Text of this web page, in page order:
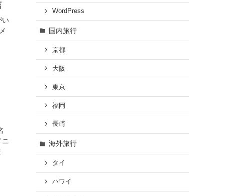
い
WordPress
国内旅行
京都
大阪
東京
福岡
長崎
海外旅行
タイ
ハワイ